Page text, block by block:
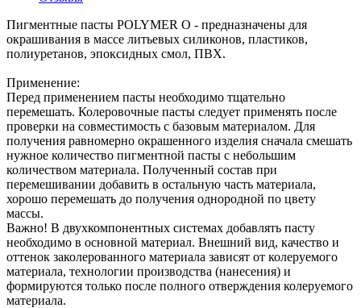
Пигментные пасты POLYMER O - предназначены для
окрашивания в массе литьевых силиконов, пластиков,
полиуретанов, эпоксидных смол, ПВХ.
Применение:
Перед применением пасты необходимо тщательно
перемешать. Колеровочные пасты следует применять после
проверки на совместимость с базовым материалом. Для
получения равномерно окрашенного изделия сначала смешать
нужное количество пигментной пасты с небольшим
количеством материала. Полученный состав при
перемешивании добавить в остальную часть материала,
хорошо перемешать до получения однородной по цвету
массы.
Важно! В двухкомпонентных системах добавлять пасту
необходимо в основной материал. Внешний вид, качество и
оттенок заколерованного материала зависят от колеруемого
материала, технологии производства (нанесения) и
формируются только после полного отверждения колеруемого
материала.